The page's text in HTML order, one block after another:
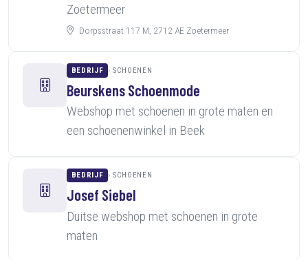
Zoetermeer
Dorpsstraat 117 M, 2712 AE Zoetermeer
BEDRIJF SCHOENEN
Beurskens Schoenmode
Webshop met schoenen in grote maten en
een schoenenwinkel in Beek
BEDRIJF SCHOENEN
Josef Siebel
Duitse webshop met schoenen in grote
maten